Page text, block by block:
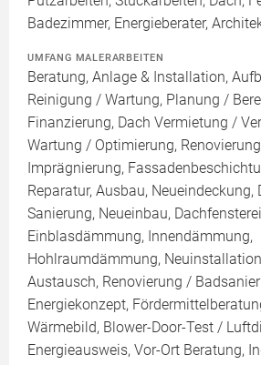
Badezimmer, Energieberater,
UMFANG MALERARBEITEN
Beratung, Anlage & Installation,
Reinigung / Wartung, Planung /
Finanzierung, Dach Vermietung /
Wartung / Optimierung,
Imprägnierung,
Reparatur, Ausbau,
Sanierung, Neueinbau,
Einblasdämmung, Innendämmung,
Hohlraumdämmung,
Austausch, Renovierung /
Energiekonzept,
Wärmebild, Blower-Door-Test /
Energieausweis, Vor-Ort Beratung,